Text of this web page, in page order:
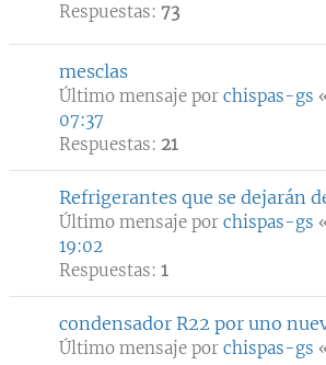
Respuestas: 73
mesclas
Último mensaje por chispas-gs
07:37
Respuestas: 21
Refrigerantes que se dejarán
Último mensaje por chispas-gs
19:02
Respuestas: 1
condensador R22 por uno
Último mensaje por chispas-gs